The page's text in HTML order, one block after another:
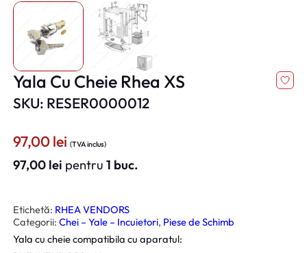
Yala Cu Cheie Rhea XS
SKU: RESER0000012
97,00lei (TVA inclus)
97,00 lei pentru1 buc.
Etichetă: RHEA VENDORS
Categorii:Chei – Yale – Incuietori, Piese de Schimb
Yala cu cheie compatibila cu aparatul: